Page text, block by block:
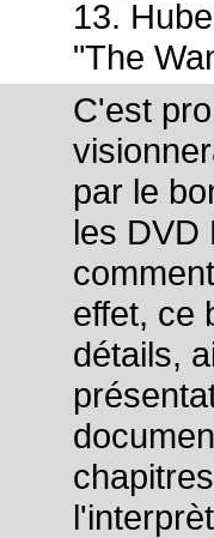
13.
"The
C'est
par le
les DVD
effet, ce
détails,